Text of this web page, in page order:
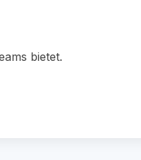
bietet.